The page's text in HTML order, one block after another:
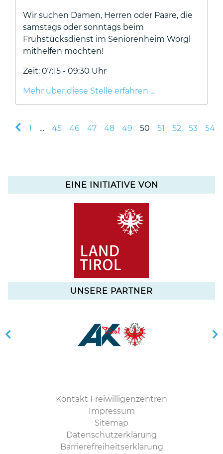
Wir suchen Damen, Herren oder Paare, die
samstags oder sonntags beim
Frühstücksdienst im Seniorenheim Wörgl
mithelfen möchten!
Zeit: 07:15 - 09:30 Uhr
Mehr über diese Stelle erfahren ...
1 … 45 46 47 48 49 50 51 52 53 54
EINE INITIATIVE VON
UNSERE PARTNER
Kontakt Freiwilligenzentren
Impressum
Sitemap
Datenschutzerklärung
Barrierefreiheitserklärung